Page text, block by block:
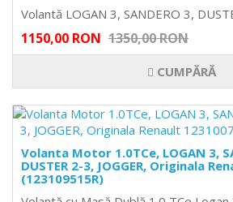
Volantă LOGAN 3, SANDERO 3,
1150,00 RON 1350,00 RON
CUMPĂRĂ
Volanta Motor 1.0TCe, LOGAN 3,
DUSTER 2-3, JOGGER, Originala
(123109515R)